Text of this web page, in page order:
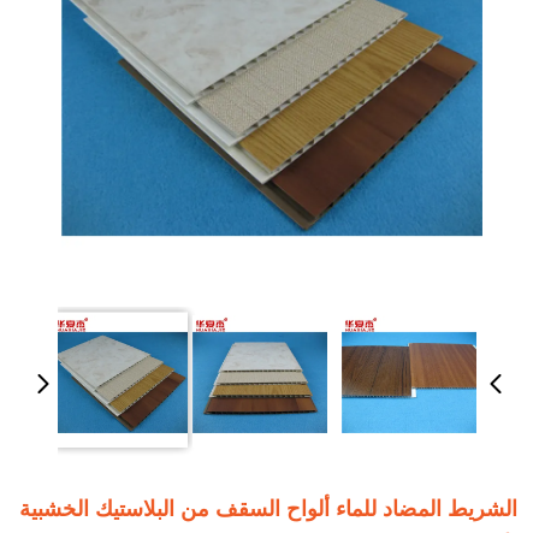
الشريط المضاد للماء ألواح السقف من البلاستيك الخشبية